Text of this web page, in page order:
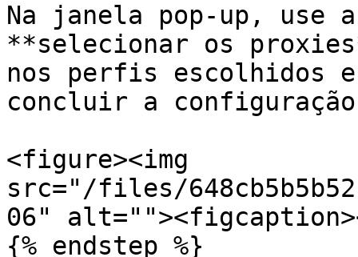
Na janela pop-up, use
**selecionar os
nos perfis escolhidos
concluir a
<figure><img
src="/files/
06"
{% endstep %}